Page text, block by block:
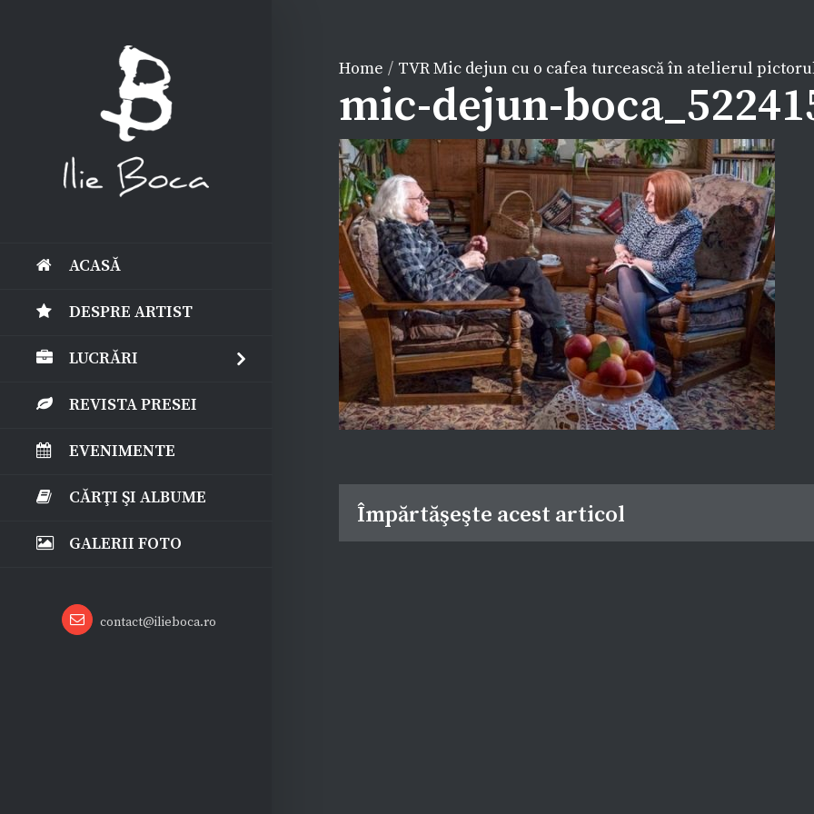
ACASĂ
DESPRE ARTIST
LUCRĂRI
REVISTA PRESEI
EVENIMENTE
CĂRŢI ŞI ALBUME
GALERII FOTO
Emailcontact@ilieboca.ro
Home / TVR Mic dejun cu o cafea turcească în atelierul
mic-dejun-
Împărtăşeşte acest articol